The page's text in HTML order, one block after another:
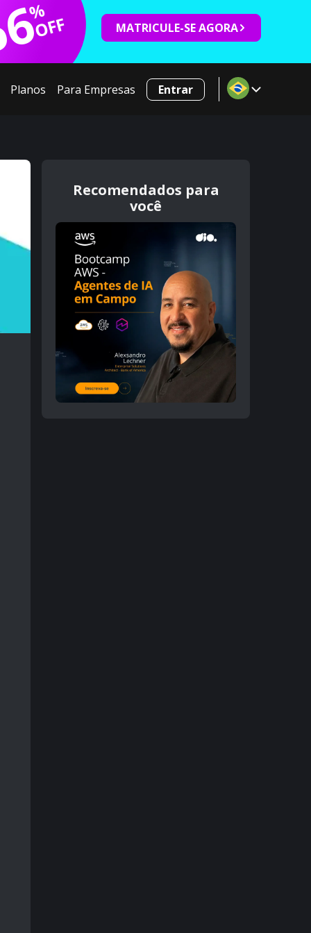
%
OFF MATRICULE-SE AGORA
Planos Para Empresas Entrar
Recomendados para
você